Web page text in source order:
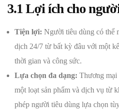
3.1 Lợi ích cho
Tiện lợi: Người tiêu dùng có thể
dịch 24/7 từ bất kỳ đâu với một
thời gian và công sức.
Lựa chọn đa dạng: Thương mại
một loạt sản phẩm và dịch vụ từ
phép người tiêu dùng lựa chọn